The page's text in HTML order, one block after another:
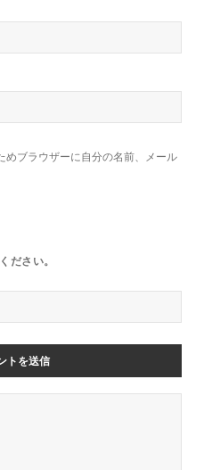
めブラウザーに自分の名前、メール
ださい。